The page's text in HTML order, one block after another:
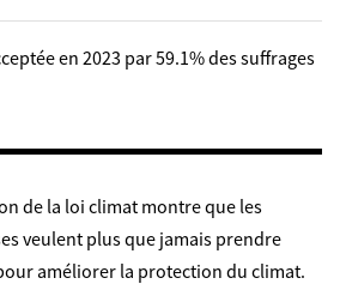
en 2023 par 59.1% des suffrages
de la loi climat montre que les
veulent plus que jamais prendre
améliorer la protection du climat.